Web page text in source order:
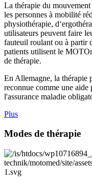
La thérapie du
les personnes à mobilité
physiothérapie,
utilisateurs peuvent faire
fauteuil roulant ou à partir
patients utilisent le
de thérapie.
En Allemagne, la thérapie
reconnue comme une
l'assurance maladie
Plus
Modes de thérapie